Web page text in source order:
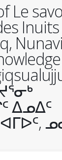
Le
ᐃᓄᐃᑦ